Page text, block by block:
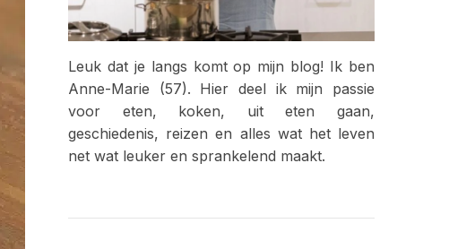
Leuk dat je langs komt op mijn blog! Ik ben
Anne-Marie (57). Hier deel ik mijn passie
voor eten, koken, uit eten gaan,
geschiedenis, reizen en alles wat het leven
net wat leuker en sprankelend maakt.